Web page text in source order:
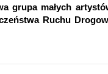
grupa małych
Ruchu